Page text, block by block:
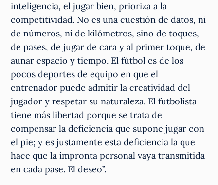
inteligencia, el jugar bien, prioriza a la
competitividad. No es una cuestión de datos, ni
de números, ni de kilómetros, sino de toques,
de pases, de jugar de cara y al primer toque, de
aunar espacio y tiempo. El fútbol es de los
pocos deportes de equipo en que el
entrenador puede admitir la creatividad del
jugador y respetar su naturaleza. El futbolista
tiene más libertad porque se trata de
compensar la deficiencia que supone jugar con
el pie; y es justamente esta deficiencia la que
hace que la impronta personal vaya transmitida
en cada pase. El deseo”.